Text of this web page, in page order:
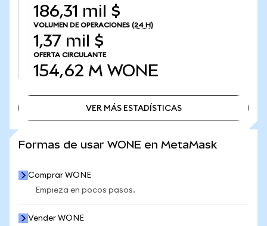
186,31 mil $
VOLUMEN DE OPERACIONES (24 H)
1,37 mil $
OFERTA CIRCULANTE
154,62 M WONE
VER MÁS ESTADÍSTICAS
Formas de usar WONE en MetaMask
Comprar WONE
Empieza en pocos pasos.
Vender WONE